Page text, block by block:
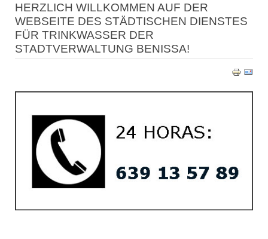
HERZLICH WILLKOMMEN AUF DER
WEBSEITE DES STÄDTISCHEN DIENSTES
FÜR TRINKWASSER DER
STADTVERWALTUNG BENISSA!